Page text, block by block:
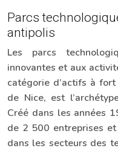
Parcs
antipolis
Les parcs
innovantes et aux
catégorie d’actifs à
de Nice, est
Créé dans les années
de 2 500 entreprises
dans les secteurs des